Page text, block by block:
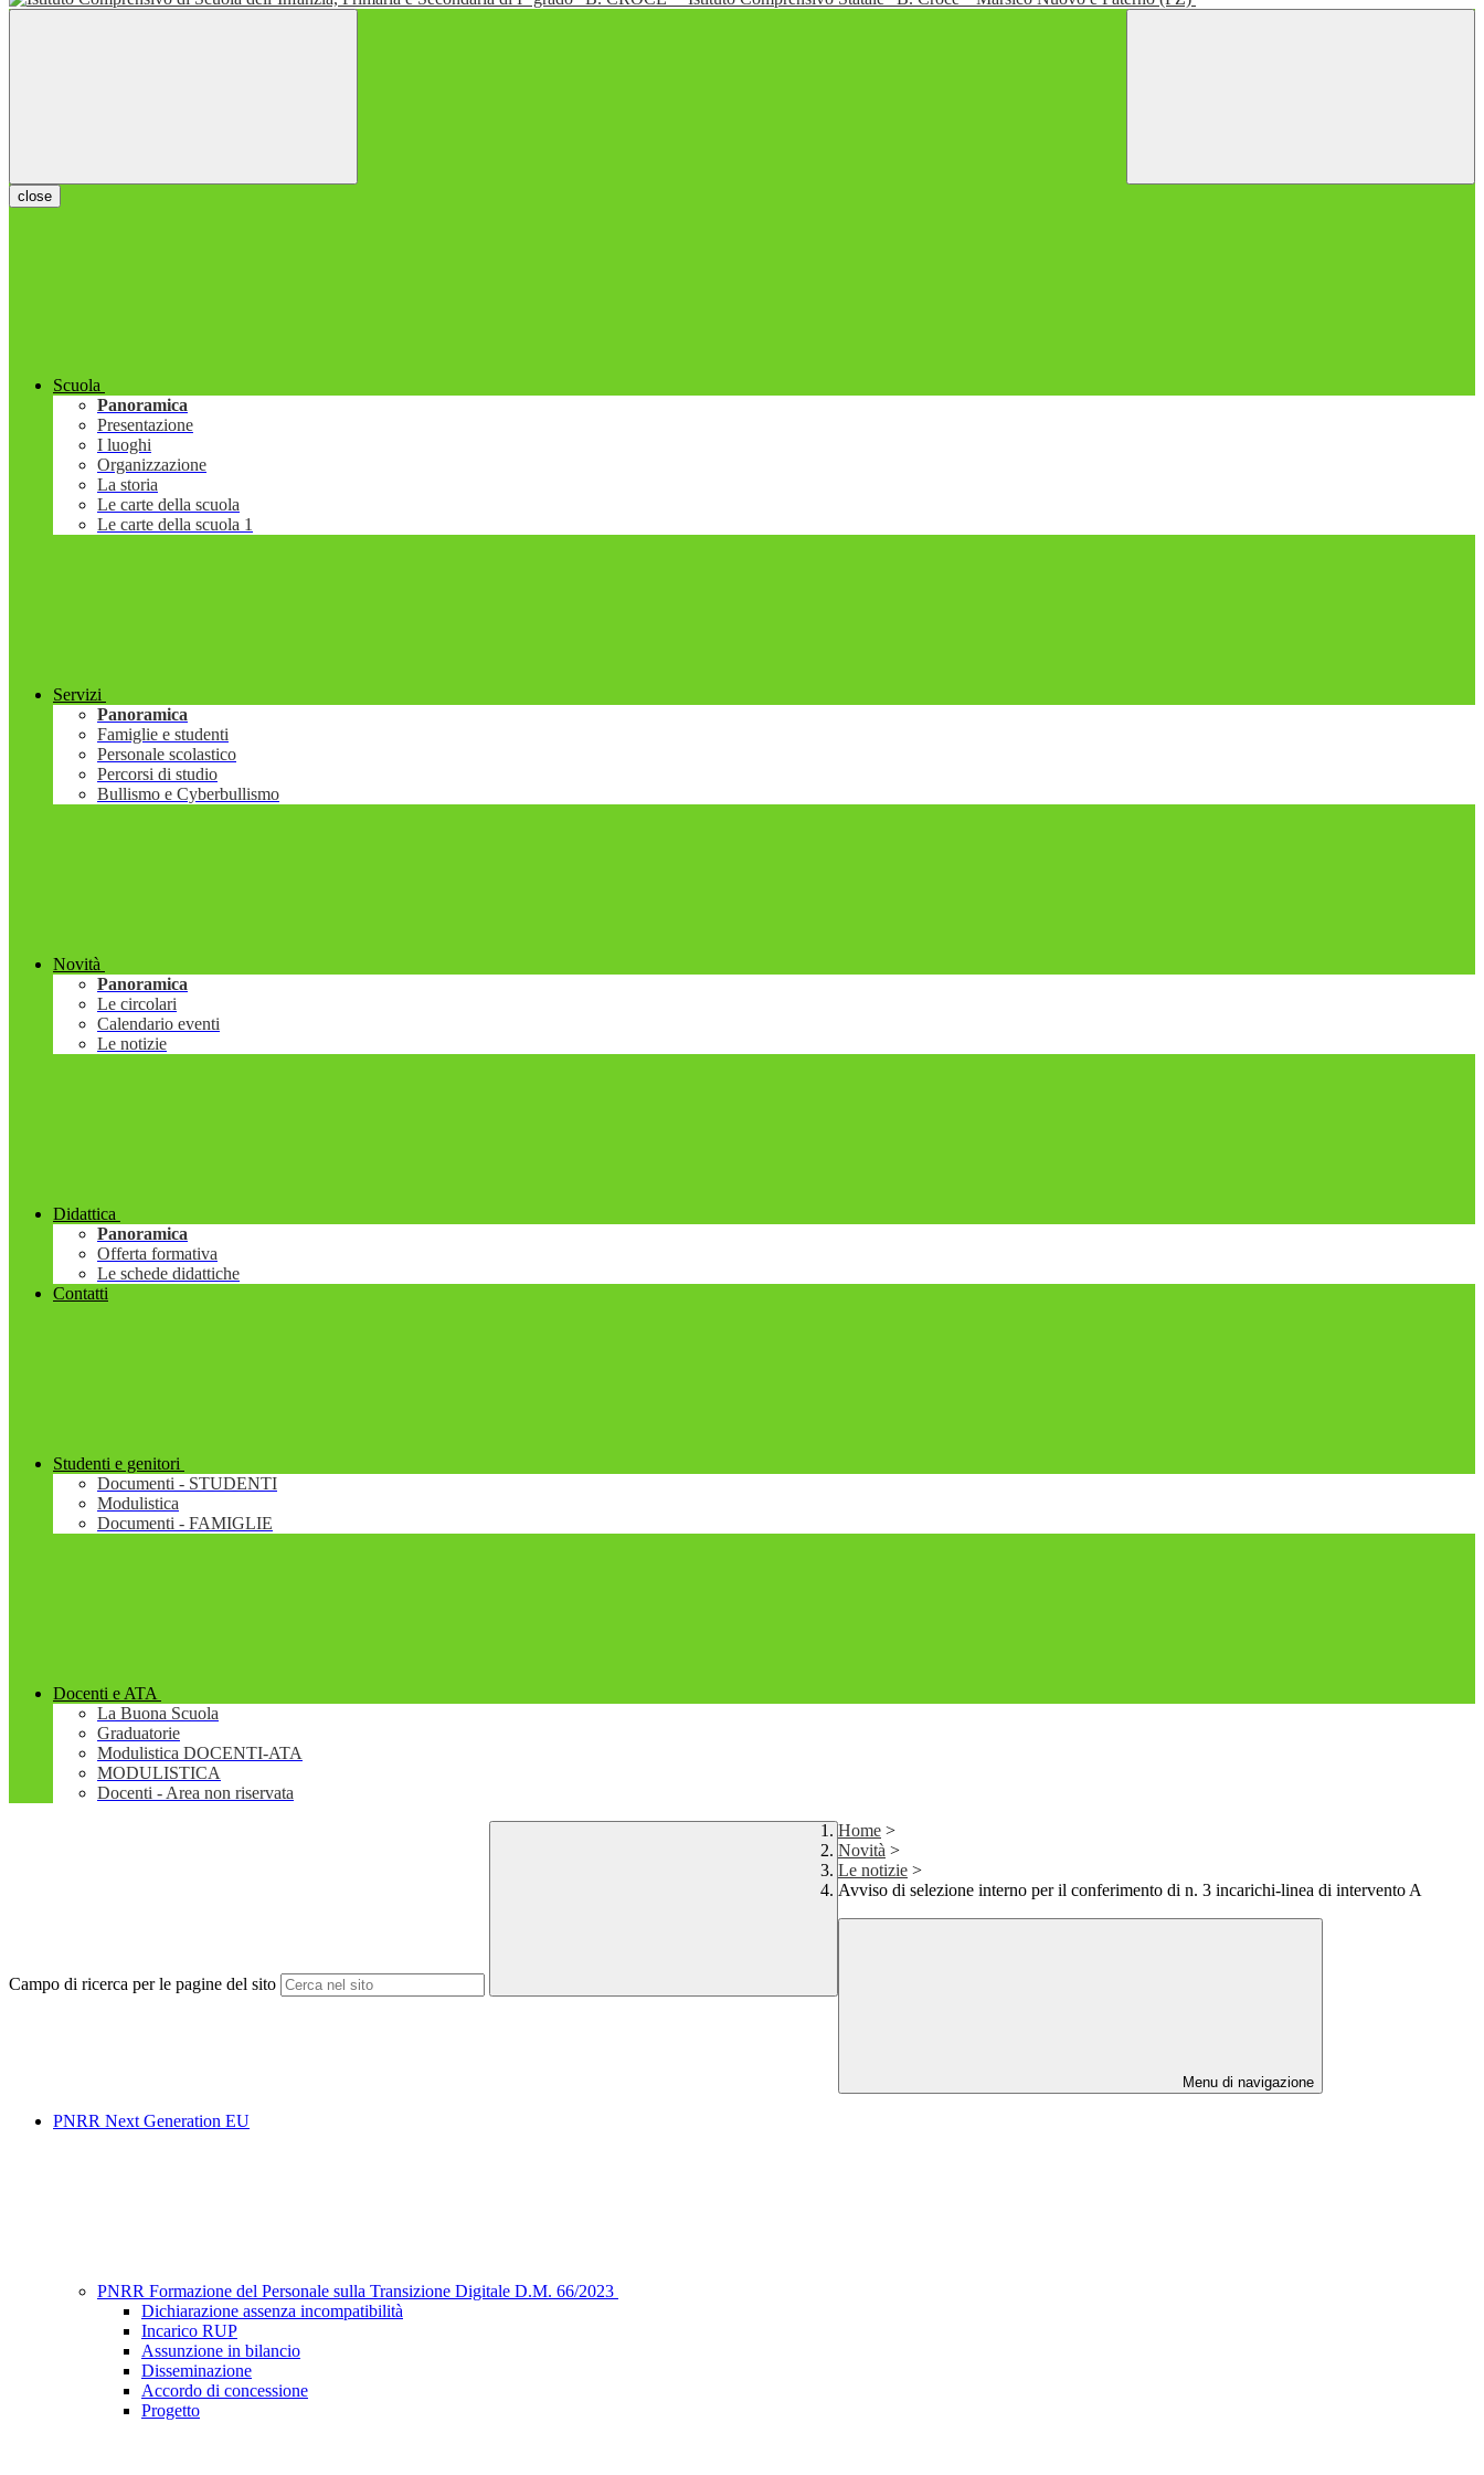
close
Scuola
Panoramica
Presentazione
I luoghi
Organizzazione
La storia
Le carte della scuola
Le carte della scuola 1
Servizi
Panoramica
Famiglie e studenti
Personale scolastico
Percorsi di studio
Bullismo e Cyberbullismo
Novità
Panoramica
Le circolari
Calendario eventi
Le notizie
Didattica
Panoramica
Offerta formativa
Le schede didattiche
Contatti
Studenti e genitori
Documenti - STUDENTI
Modulistica
Documenti - FAMIGLIE
Docenti e ATA
La Buona Scuola
Graduatorie
Modulistica DOCENTI-ATA
MODULISTICA
Docenti - Area non riservata
Campo di ricerca per le pagine del sito
Home >
Novità >
Le notizie >
Avviso di selezione interno per il conferimento di n. 3 incarichi-linea di intervento A
Menu di navigazione
PNRR Next Generation EU
PNRR Formazione del Personale sulla Transizione Digitale D.M. 66/2023
Dichiarazione assenza incompatibilità
Incarico RUP
Assunzione in bilancio
Disseminazione
Accordo di concessione
Progetto